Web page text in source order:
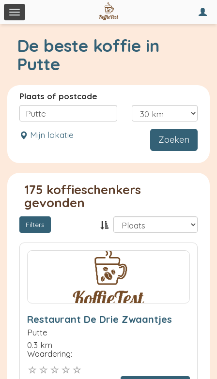
Toggle
navigation
De beste koffie in
Putte
Plaats of postcode
Mijn lokatie Zoeken
175 koffieschenkers
gevonden
Filters
Restaurant De Drie Zwaantjes
Putte
0.3 km
Waardering: